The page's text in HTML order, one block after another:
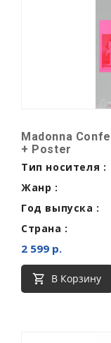
Madonna
+ Poster
Тип носителя :
Жанр :
Год выпуска :
Страна :
2 599 р.
В Корзину